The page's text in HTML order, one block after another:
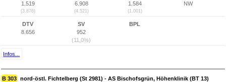
1.519
(3.876)
6.908
(4.521)
1.584
(1.001)
NW
DTV
8.656
SV
952
(11,0%)
BPL
Infos...
B 303 nord-östl. Fichtelberg (St 2981) - AS Bischofsgrün, Höhenklinik (BT 13)